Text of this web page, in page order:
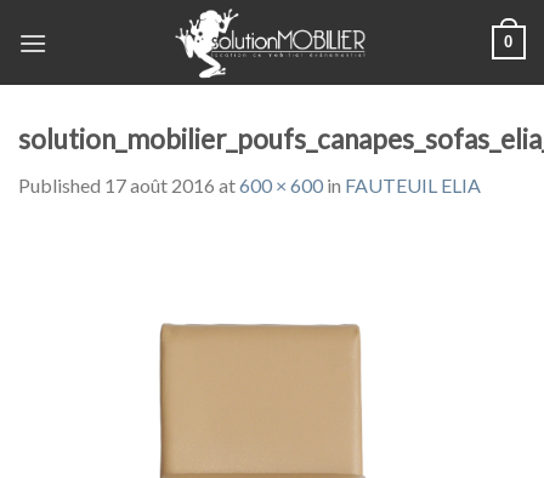
0
Published 17 août 2016 at600 × 600 in FAUTEUIL ELIA